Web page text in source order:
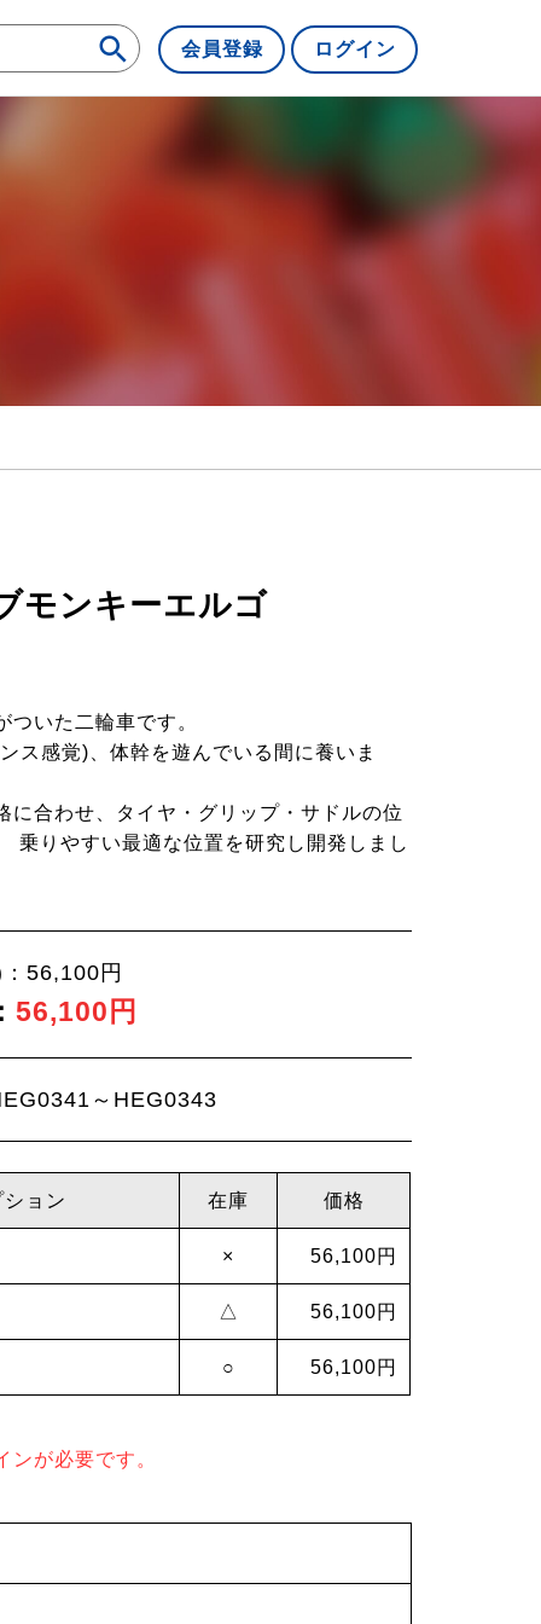
会員登録 ログイン
モンキーエルゴ
ついた二輪車です。
ス感覚)、体幹を遊んでいる間に養いま
に合わせ、タイヤ・グリップ・サドルの位
乗りやすい最適な位置を研究し開発しまし
56,100円
56,100円
～HEG0343
ョン 在庫 価格
× 56,100円
△ 56,100円
○ 56,100円
ンが必要です。